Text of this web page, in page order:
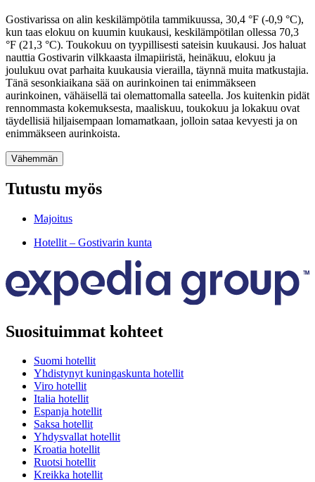
Gostivarissa on alin keskilämpötila tammikuussa, 30,4 °F (-0,9 °C),
kun taas elokuu on kuumin kuukausi, keskilämpötilan ollessa 70,3
°F (21,3 °C). Toukokuu on tyypillisesti sateisin kuukausi. Jos haluat
nauttia Gostivarin vilkkaasta ilmapiiristä, heinäkuu, elokuu ja
joulukuu ovat parhaita kuukausia vierailla, täynnä muita matkustajia.
Tänä sesonkiaikana sää on aurinkoinen tai enimmäkseen
aurinkoinen, vähäisellä tai olemattomalla sateella. Jos kuitenkin pidät
rennommasta kokemuksesta, maaliskuu, toukokuu ja lokakuu ovat
täydellisiä hiljaisempaan lomamatkaan, jolloin sataa kevyesti ja on
enimmäkseen aurinkoista.
Vähemmän
Tutustu myös
Majoitus
Hotellit – Gostivarin kunta
Suosituimmat kohteet
Suomi hotellit
Yhdistynyt kuningaskunta hotellit
Viro hotellit
Italia hotellit
Espanja hotellit
Saksa hotellit
Yhdysvallat hotellit
Kroatia hotellit
Ruotsi hotellit
Kreikka hotellit